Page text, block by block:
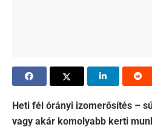
Heti fél órányi izomerősítés –
vagy akár komolyabb kerti